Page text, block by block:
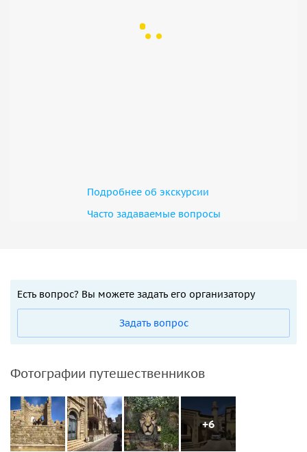
Подробнее об экскурсии
Часто задаваемые вопросы
Есть вопрос? Вы можете задать его организатору
Задать вопрос
Фотографии путешественников
+6